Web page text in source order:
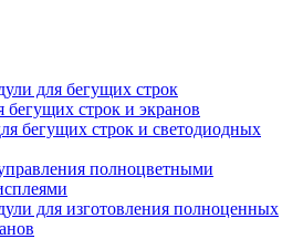
для бегущих строк
бегущих строк и экранов
бегущих строк и светодиодных
полноцветными
для изготовления полноценных